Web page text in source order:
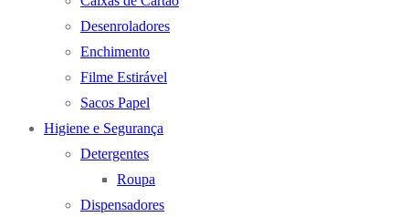
Desenroladores
Enchimento
Filme Estirável
Sacos Papel
Higiene e Segurança
Detergentes
Roupa
Dispensadores